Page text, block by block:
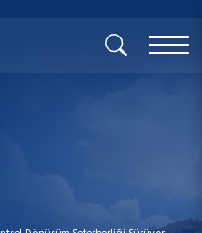
x